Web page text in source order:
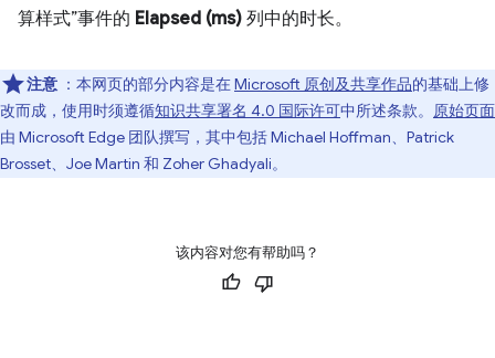
算样式”事件的 Elapsed (ms) 列中的时长。
注意 ：本网页的部分内容是在Microsoft 原创及共享作品的基础上修
改而成，使用时须遵循知识共享署名 4.0 国际许可中所述条款。
原始页面
由 Microsoft Edge 团队撰写，其中包括 Michael Hoffman、Patrick
Brosset、Joe Martin 和 Zoher Ghadyali。
该内容对您有帮助吗？